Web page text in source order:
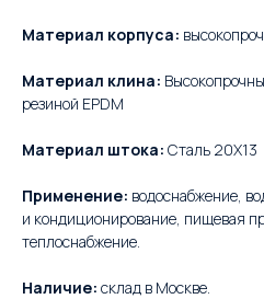
Материал корпуса:
Материал клина:
резиной EPDM
Материал штока: Сталь 20Х13
Применение: водоснабжение,
и кондиционирование, пищевая
теплоснабжение.
Наличие: склад в Москве.